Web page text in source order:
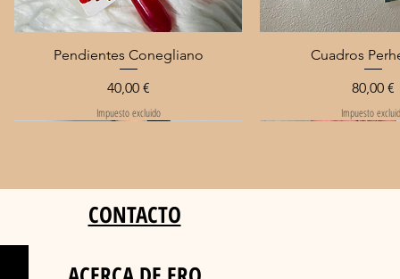
Vista rápida
Pendientes Conegliano
Precio
40,00 €
Impuesto excluido
Vista rápida
Cuadros
Precio
80,00 €
Impuesto
CONTACTO